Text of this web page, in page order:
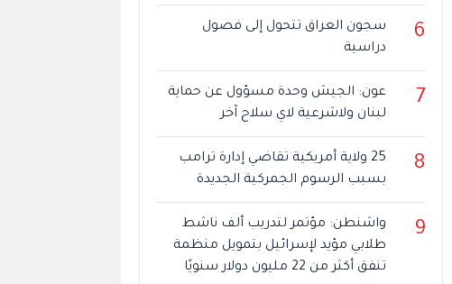
6
سجون العراق تتحول إلى فصول
دراسية
7
عون: الجيش وحدة مسؤول عن حماية
لبنان ولاشرعية لاي سلاح آخر
8
25 ولاية أمريكية تقاضي إدارة ترامب
بسبب الرسوم الجمركية الجديدة
9
واشنطن: مؤتمر لتدريب ألف ناشط
طلابي مؤيد لإسرائيل بتمويل منظمة
تنفق أكثر من 22 مليون دولار سنويًا